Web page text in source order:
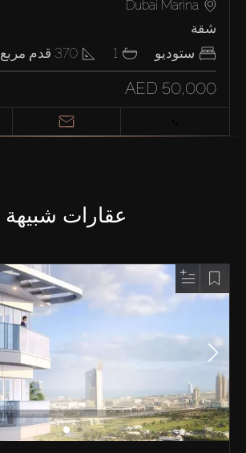
Dubai Marina
شقة
ستوديو
1
370 قدم مربع
AED 50,000
عقارات شبيهة